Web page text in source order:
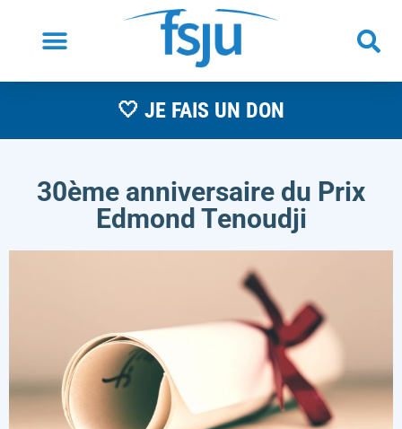
🤍 JE FAIS UN DON
30ème anniversaire du Prix
Edmond Tenoudji